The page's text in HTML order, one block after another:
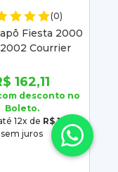
(0)
Fiesta 2000
Courrier
2006 2007
2010 201
162,11
desconto no
Boleto.
12x de R$ 13,51
sem juros